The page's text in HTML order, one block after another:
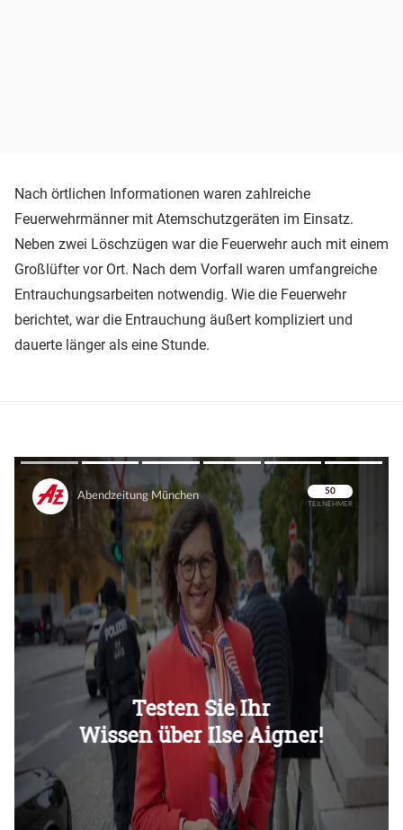
Nach örtlichen Informationen waren zahlreiche
Feuerwehrmänner mit Atemschutzgeräten im Einsatz.
Neben zwei Löschzügen war die Feuerwehr auch mit einem
Großlüfter vor Ort. Nach dem Vorfall waren umfangreiche
Entrauchungsarbeiten notwendig. Wie die Feuerwehr
berichtet, war die Entrauchung äußert kompliziert und
dauerte länger als eine Stunde.
Überspringen
Überspringen